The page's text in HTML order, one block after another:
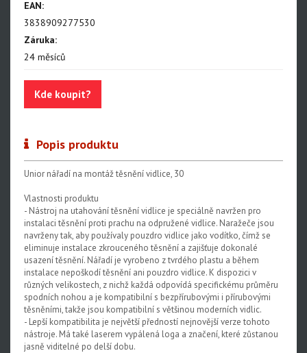
Montážní stojany
Sety nářadí
Dílenské vybavení
EAN:
3838909277530
Záruka:
24 měsíců
Kde koupit?
Popis produktu
Unior nářadí na montáž těsnění vidlice, 30
Vlastnosti produktu
- Nástroj na utahování těsnění vidlice je speciálně navržen pro
instalaci těsnění proti prachu na odpružené vidlice. Naražeče jsou
navrženy tak, aby používaly pouzdro vidlice jako vodítko, čímž se
eliminuje instalace zkrouceného těsnění a zajišťuje dokonalé
usazení těsnění. Nářadí je vyrobeno z tvrdého plastu a během
instalace nepoškodí těsnění ani pouzdro vidlice. K dispozici v
různých velikostech, z nichž každá odpovídá specifickému průměru
spodních nohou a je kompatibilní s bezpřírubovými i přírubovými
těsněními, takže jsou kompatibilní s většinou moderních vidlic.
- Lepší kompatibilita je největší předností nejnovější verze tohoto
nástroje. Má také laserem vypálená loga a značení, které zůstanou
jasně viditelné po delší dobu.